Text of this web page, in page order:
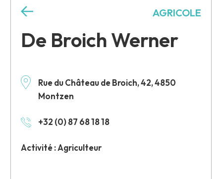
De Broich Werner
Rue du Château de Broich, 42, 4850
Montzen
+32 (0) 87 68 18 18
Activité : Agriculteur
AGRICOLE
+
−